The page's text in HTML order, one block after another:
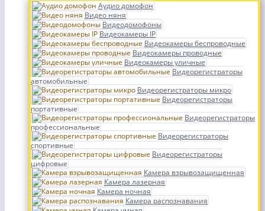
Аудио домофон
Видео няня
Видеодомофоны
Видеокамеры IP
Видеокамеры беспроводные
Видеокамеры проводные
Видеокамеры уличные
Видеорегистраторы
автомобильные
Видеорегистраторы микро
Видеорегистраторы
портативные
Видеорегистраторы
профессиональные
Видеорегистраторы
спортивные
Видеорегистраторы
цифровые
Камера взрывозащищенная
Камера лазерная
Камера ночная
Камера распознавания